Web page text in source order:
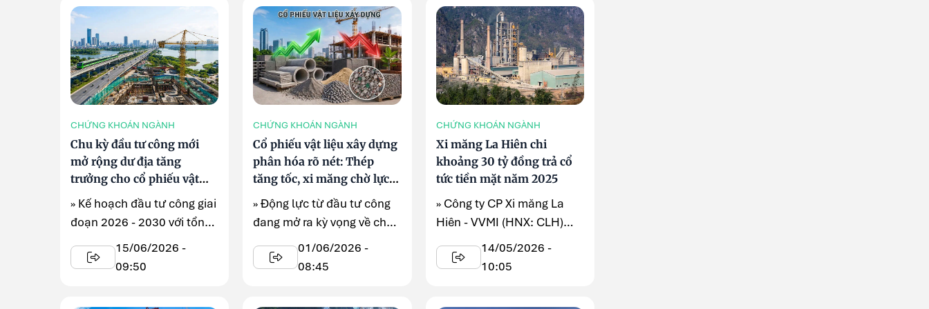
CHỨNG KHOÁN NGÀNH
Chu kỳ đầu tư công mới
mở rộng dư địa tăng
trưởng cho cổ phiếu vật
liệu xây dựng
» Kế hoạch đầu tư công giai
đoạn 2026 - 2030 với tổng
vốn dự kiến hơn 8,31 triệu
tỷ đồng đang mở ra một ...
15/06/2026 -
09:50
CHỨNG KHOÁN NGÀNH
Cổ phiếu vật liệu xây dựng
phân hóa rõ nét: Thép
tăng tốc, xi măng chờ lực
đẩy
» Động lực từ đầu tư công
đang mở ra kỳ vọng về chu
kỳ phục hồi mới cho nhóm
cổ phiếu vật liệu ...
01/06/2026 -
08:45
CHỨNG KHOÁN NGÀNH
Xi măng La Hiên chi
khoảng 30 tỷ đồng trả cổ
tức tiền mặt năm 2025
» Công ty CP Xi măng La
Hiên - VVMI (HNX: CLH)
vừa thông báo chốt quyền
nhận cổ ...
14/05/2026 -
10:05